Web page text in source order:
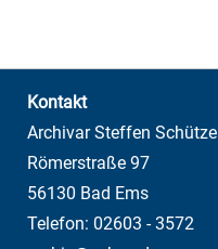
Kontakt
Archivar Steffen Schütze
Römerstraße 97
56130 Bad Ems
Telefon: 02603 - 3572